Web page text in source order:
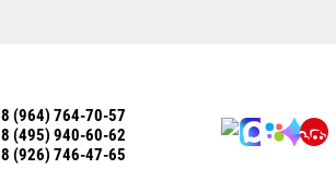
8 (964) 764-70-57
8 (495) 940-60-62
8 (926) 746-47-65